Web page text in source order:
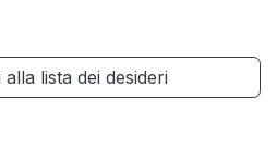
alla lista dei desideri